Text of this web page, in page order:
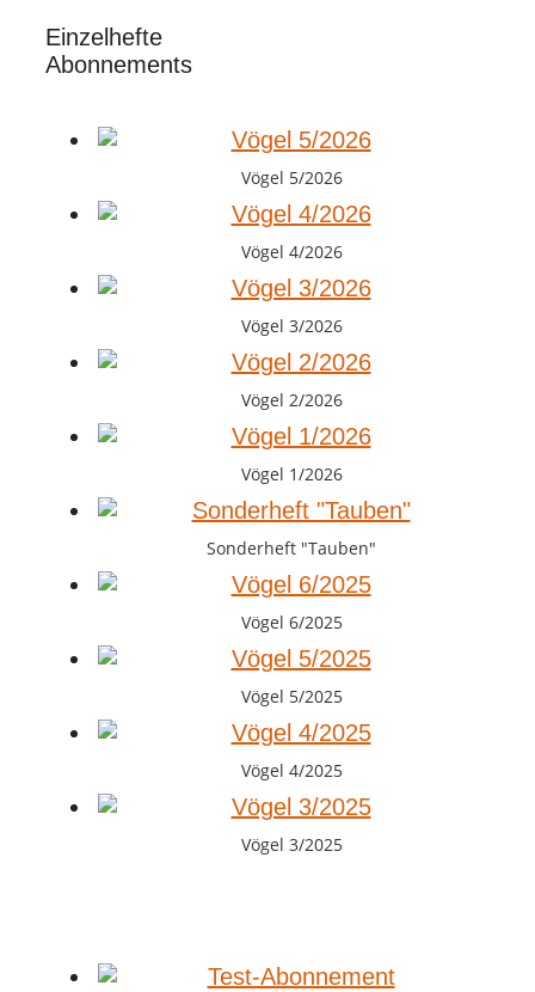
Einzelhefte
Abonnements
Vögel 5/2026
Vögel 4/2026
Vögel 3/2026
Vögel 2/2026
Vögel 1/2026
Sonderheft "Tauben"
Vögel 6/2025
Vögel 5/2025
Vögel 4/2025
Vögel 3/2025